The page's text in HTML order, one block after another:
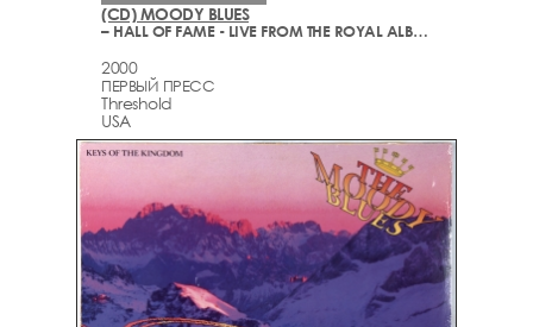
(CD) MOODY BLUES
– HALL OF FAME - LIVE FROM THE ROYAL ALBERT HALL
2000
ПЕРВЫЙ ПРЕСС
Threshold
USA